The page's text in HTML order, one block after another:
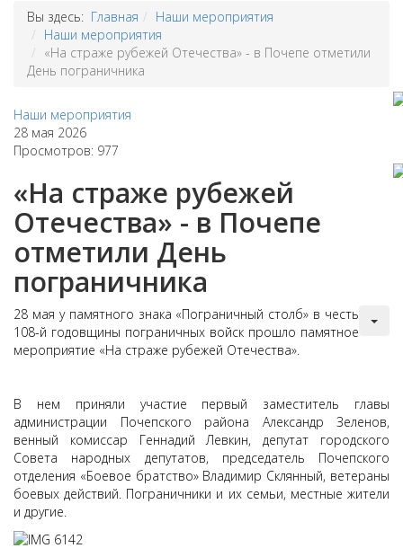
Вы здесь: Главная
Наши мероприятия
Наши мероприятия
«На страже рубежей Отечества» - в Почепе отметили
День пограничника
Наши мероприятия
28 мая 2026
Просмотров: 977
«На страже рубежей
Отечества» - в Почепе
отметили День
пограничника
28 мая у памятного знака «Пограничный столб» в честь
108-й годовщины пограничных войск прошло памятное
мероприятие «На страже рубежей Отечества».
В нем приняли участие первый заместитель главы
администрации Почепского района Александр Зеленов,
венный комиссар Геннадий Левкин, депутат городского
Совета народных депутатов, председатель Почепского
отделения «Боевое братство» Владимир Склянный, ветераны
боевых действий. Пограничники и их семьи, местные жители
и другие.